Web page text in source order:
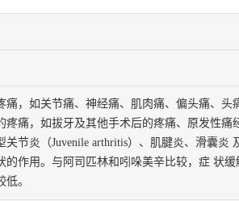
痛，如关节痛、神经痛、肌肉痛、偏头痛、
疼痛，如拔牙及其他手术后的疼痛、原发性
关节炎（Juvenile arthritis）、肌腱炎、滑囊
的作用。与阿司匹林和吲哚美辛比较，症 状
。